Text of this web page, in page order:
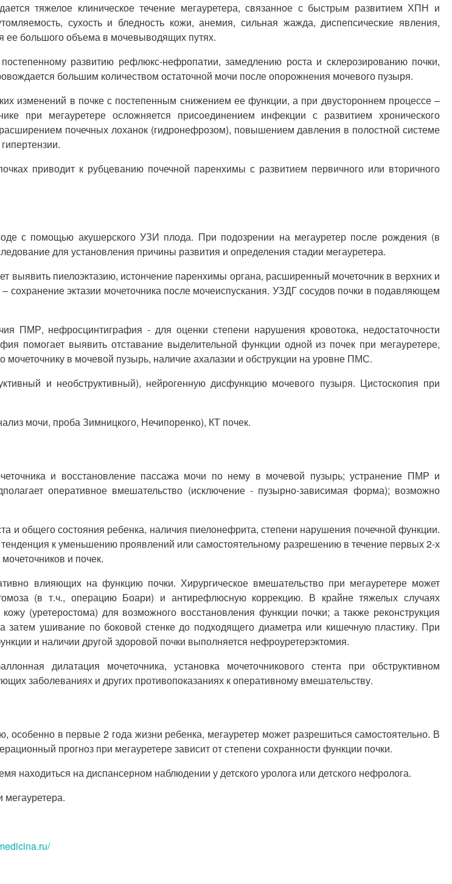
тяжелое клиническое течение мегауретера, связанное с быстрым развитием ХПН и
сухость и бледность кожи, анемия, сильная жажда, диспепсические явления,
ее большого объема в мочевыводящих путях.
развитию рефлюкс-нефропатии, замедлению роста и склерозированию почки,
большим количеством остаточной мочи после опорожнения мочевого пузыря.
изменений в почке с постепенным снижением ее функции, а при двустороннем процессе –
при мегауретере осложняется присоединением инфекции с развитием хронического
почечных лоханок (гидронефрозом), повышением давления в полостной системе
приводит к рубцеванию почечной паренхимы с развитием первичного или вторичного
с помощью акушерского УЗИ плода. При подозрении на мегауретер после рождения (в
для установления причины развития и определения стадии мегауретера.
выявить пиелоэктазию, истончение паренхимы органа, расширенный мочеточник в верхних и
эктазии мочеточника после мочеиспускания. УЗДГ сосудов почки в подавляющем
ПМР, нефросцинтиграфия - для оценки степени нарушения кровотока, недостаточности
помогает выявить отставание выделительной функции одной из почек при мегауретере,
в мочевой пузырь, наличие ахалазии и обструкции на уровне ПМС.
и необструктивный), нейрогенную дисфункцию мочевого пузыря. Цистоскопия при
мочи, проба Зимницкого, Нечипоренко), КТ почек.
и восстановление пассажа мочи по нему в мочевой пузырь; устранение ПМР и
оперативное вмешательство (исключение - пузырно-зависимая форма); возможно
и общего состояния ребенка, наличия пиелонефрита, степени нарушения почечной функции.
к уменьшению проявлений или самостоятельному разрешению в течение первых 2-х
и почек.
влияющих на функцию почки. Хирургическое вмешательство при мегауретере может
(в т.ч., операцию Боари) и антирефлюсную коррекцию. В крайне тяжелых случаях
(уретеростома) для возможного восстановления функции почки; а также реконструкция
ушивание по боковой стенке до подходящего диаметра или кишечную пластику. При
и наличии другой здоровой почки выполняется нефроуретерэктомия.
дилатация мочеточника, установка мочеточникового стента при обструктивном
заболеваниях и других противопоказаниях к оперативному вмешательству.
в первые 2 года жизни ребенка, мегауретер может разрешиться самостоятельно. В
прогноз при мегауретере зависит от степени сохранности функции почки.
находиться на диспансерном наблюдении у детского уролога или детского нефролога.